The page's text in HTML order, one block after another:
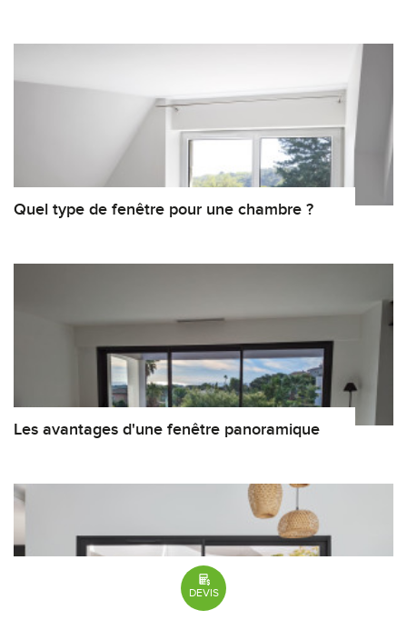
Quel type de fenêtre pour une chambre ?
Les avantages d'une fenêtre panoramique
DEVIS